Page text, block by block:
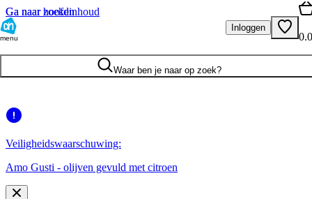
Ga naar hoofdinhoud
Ga naar zoeken
menu
Inloggen
Waar ben je naar op zoek?
Veiligheidswaarschuwing:
Amo Gusti - olijven gevuld met citroen